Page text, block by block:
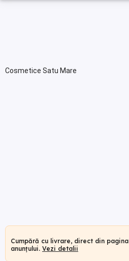
Cosmetice Satu Mare
Cumpără cu livrare, direct din pagina
anunțului. Vezi detalii